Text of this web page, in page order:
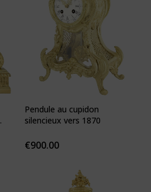
Pendule au cupidon
silencieux vers 1870
€900.00